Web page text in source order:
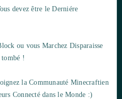
devez être le Derniére
ou vous Marchez Disparaisse
tombé !
la Communauté Minecraftien
Connecté dans le Monde :)